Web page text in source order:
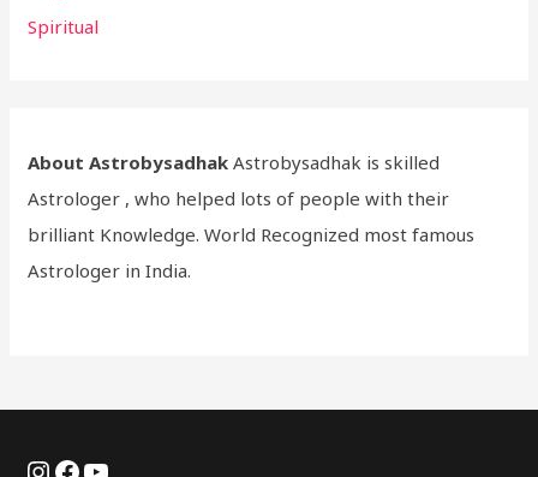
Spiritual
About Astrobysadhak Astrobysadhak is skilled
Astrologer , who helped lots of people with their
brilliant Knowledge. World Recognized most famous
Astrologer in India.